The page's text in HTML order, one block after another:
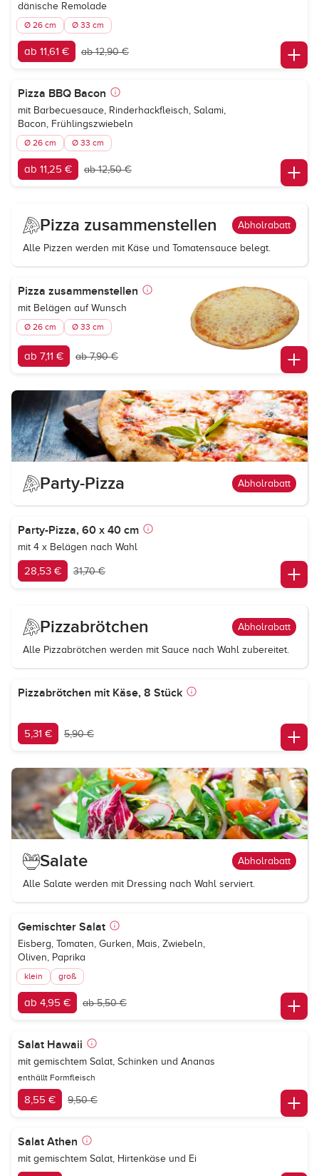
dänische Remolade
Ø 26 cm Ø 33 cm
ab 11,61 € ab 12,90 €
Pizza BBQ Bacon
mit Barbecuesauce, Rinderhackfleisch, Salami,
Bacon, Frühlingszwiebeln
Ø 26 cm Ø 33 cm
ab 11,25 € ab 12,50 €
Pizza zusammenstellen Abholrabatt
Alle Pizzen werden mit Käse und Tomatensauce belegt.
Pizza zusammenstellen
mit Belägen auf Wunsch
Ø 26 cm Ø 33 cm
ab 7,11 € ab 7,90 €
Party-Pizza Abholrabatt
Party-Pizza, 60 x 40 cm
mit 4 x Belägen nach Wahl
28,53 € 31,70 €
Pizzabrötchen Abholrabatt
Alle Pizzabrötchen werden mit Sauce nach Wahl zubereitet.
Pizzabrötchen mit Käse, 8 Stück
5,31 € 5,90 €
Salate Abholrabatt
Alle Salate werden mit Dressing nach Wahl serviert.
Gemischter Salat
Eisberg, Tomaten, Gurken, Mais, Zwiebeln,
Oliven, Paprika
klein groß
ab 4,95 € ab 5,50 €
Salat Hawaii
mit gemischtem Salat, Schinken und Ananas
enthällt Formfleisch
8,55 € 9,50 €
Salat Athen
mit gemischtem Salat, Hirtenkäse und Ei